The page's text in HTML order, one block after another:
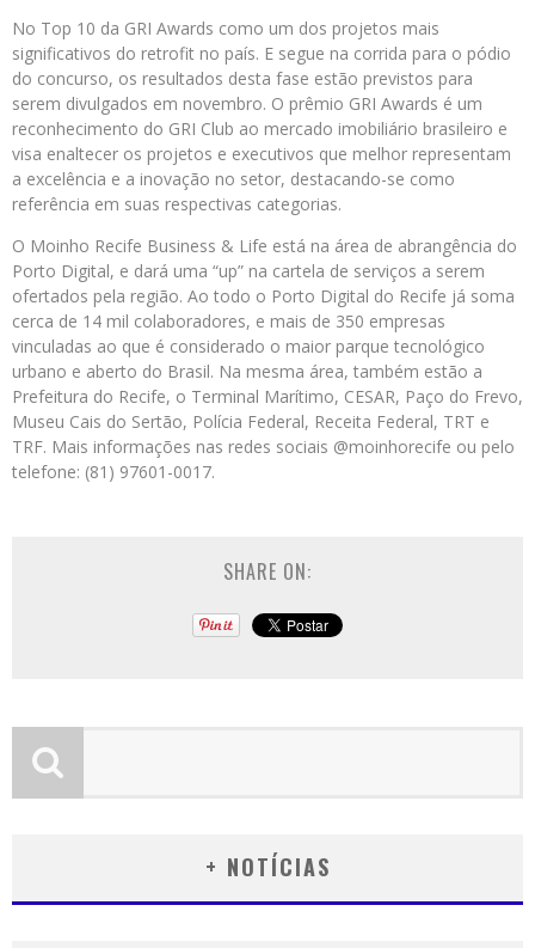
No Top 10 da GRI Awards como um dos projetos mais
significativos do retrofit no país. E segue na corrida para o pódio
do concurso, os resultados desta fase estão previstos para
serem divulgados em novembro. O prêmio GRI Awards é um
reconhecimento do GRI Club ao mercado imobiliário brasileiro e
visa enaltecer os projetos e executivos que melhor representam
a excelência e a inovação no setor, destacando-se como
referência em suas respectivas categorias.
O Moinho Recife Business & Life está na área de abrangência do
Porto Digital, e dará uma “up” na cartela de serviços a serem
ofertados pela região. Ao todo o Porto Digital do Recife já soma
cerca de 14 mil colaboradores, e mais de 350 empresas
vinculadas ao que é considerado o maior parque tecnológico
urbano e aberto do Brasil. Na mesma área, também estão a
Prefeitura do Recife, o Terminal Marítimo, CESAR, Paço do Frevo,
Museu Cais do Sertão, Polícia Federal, Receita Federal, TRT e
TRF. Mais informações nas redes sociais @moinhorecife ou pelo
telefone: (81) 97601-0017.
SHARE ON:
+ NOTÍCIAS